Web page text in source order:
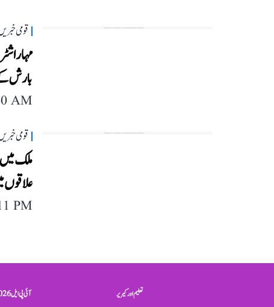
قومی
بارش
AM
قومی
ملک
PM
آئی پی ایل 2026 تعلیم اور کیریر